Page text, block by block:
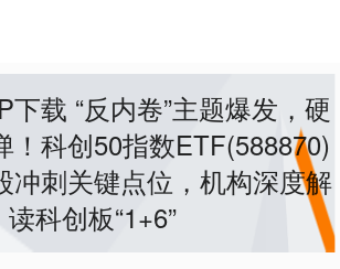
载 “反内卷”主题爆发，硬
！科创50指数ETF(588870)
冲刺关键点位，机构深度解
读科创板“1+6”